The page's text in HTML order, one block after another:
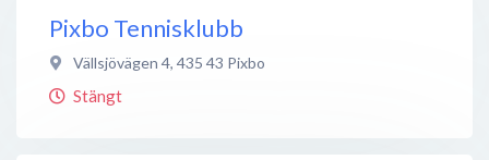
Pixbo Tennisklubb
Vällsjövägen 4, 435 43 Pixbo
Stängt